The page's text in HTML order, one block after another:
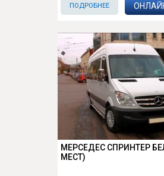
ПОДРОБНЕЕ
МЕРСЕДЕС СПРИНТЕР
МЕСТ)